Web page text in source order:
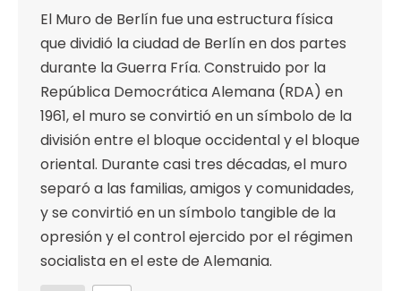
El Muro de Berlín fue una estructura física
que dividió la ciudad de Berlín en dos partes
durante la Guerra Fría. Construido por la
República Democrática Alemana (RDA) en
1961, el muro se convirtió en un símbolo de la
división entre el bloque occidental y el bloque
oriental. Durante casi tres décadas, el muro
separó a las familias, amigos y comunidades,
y se convirtió en un símbolo tangible de la
opresión y el control ejercido por el régimen
socialista en el este de Alemania.